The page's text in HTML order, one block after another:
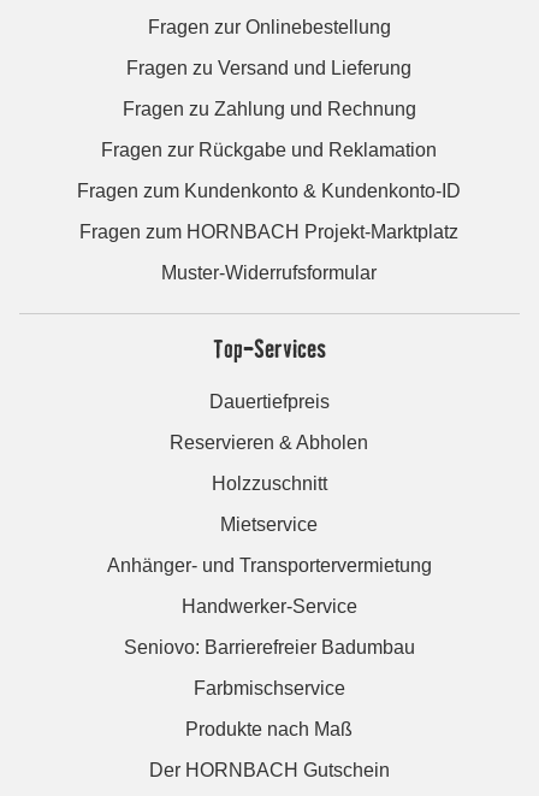
Fragen zur Onlinebestellung
Fragen zu Versand und Lieferung
Fragen zu Zahlung und Rechnung
Fragen zur Rückgabe und Reklamation
Fragen zum Kundenkonto & Kundenkonto-ID
Fragen zum HORNBACH Projekt-Marktplatz
Muster-Widerrufsformular
Top-Services
Dauertiefpreis
Reservieren & Abholen
Holzzuschnitt
Mietservice
Anhänger- und Transportervermietung
Handwerker-Service
Seniovo: Barrierefreier Badumbau
Farbmischservice
Produkte nach Maß
Der HORNBACH Gutschein